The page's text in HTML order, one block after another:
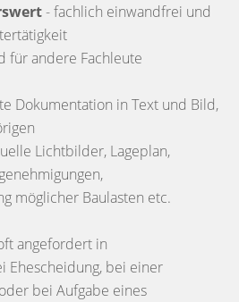
- fachlich einwandfrei und
für andere Fachleute
Dokumentation in Text und Bild,
Lichtbilder, Lageplan,
möglicher Baulasten etc.
angefordert in
Ehescheidung, bei einer
bei Aufgabe eines